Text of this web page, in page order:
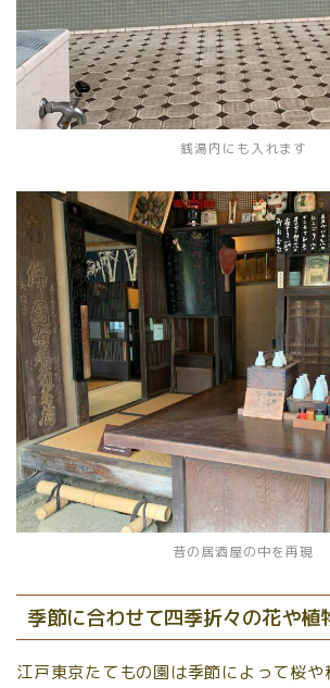
銭湯内にも入れます
昔の居酒屋の中を再現
季節に合わせて四季折々の花や植
江戸東京たてもの園は季節によって桜